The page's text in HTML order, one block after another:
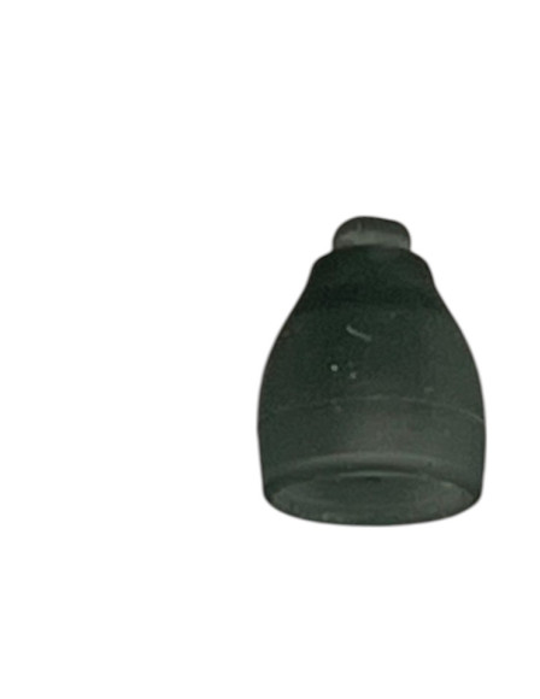
De Oticon Intent is het nieuwste hoorapparaat van dit moment.